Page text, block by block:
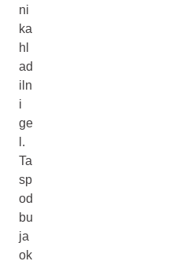
ni
ka
hl
ad
iln
i
ge
l.
Ta
sp
od
bu
ja
ok